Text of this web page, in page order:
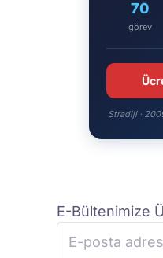
70
görev
Stradiji ·
E-Bültenimize